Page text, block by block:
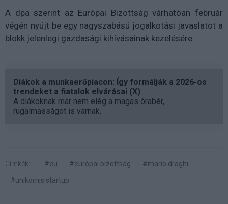
A dpa szerint az Európai Bizottság várhatóan február
végén nyújt be egy nagyszabású jogalkotási javaslatot a
blokk jelenlegi gazdasági kihívásainak kezelésére.
Diákok a munkaerőpiacon: Így formálják a 2026-os
trendeket a fiatalok elvárásai (X)
A diákoknak már nem elég a magas órabér,
rugalmasságot is várnak.
Címkék: #eu #európai bizottság
#mario draghi
#unikornis startup